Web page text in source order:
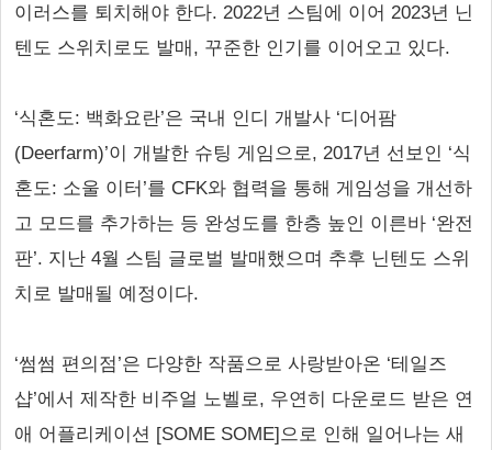
이러스를 퇴치해야 한다. 2022년 스팀에 이어 2023년 닌
텐도 스위치로도 발매, 꾸준한 인기를 이어오고 있다.
‘식혼도: 백화요란’은 국내 인디 개발사 ‘디어팜
(Deerfarm)’이 개발한 슈팅 게임으로, 2017년 선보인 ‘식
혼도: 소울 이터’를 CFK와 협력을 통해 게임성을 개선하
고 모드를 추가하는 등 완성도를 한층 높인 이른바 ‘완전
판’. 지난 4월 스팀 글로벌 발매했으며 추후 닌텐도 스위
치로 발매될 예정이다.
‘썸썸 편의점’은 다양한 작품으로 사랑받아온 ‘테일즈
샵’에서 제작한 비주얼 노벨로, 우연히 다운로드 받은 연
애 어플리케이션 [SOME SOME]으로 인해 일어나는 새